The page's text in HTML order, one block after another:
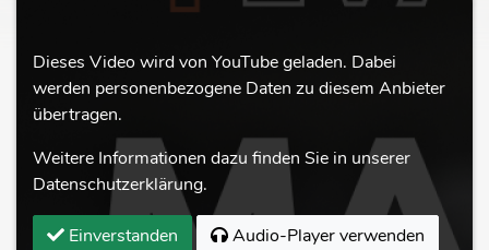
Dieses Video wird von YouTube geladen. Dabei
werden personenbezogene Daten zu diesem Anbieter
übertragen.
Weitere Informationen dazu finden Sie in unserer
Datenschutzerklärung.
Einverstanden Audio-Player verwenden